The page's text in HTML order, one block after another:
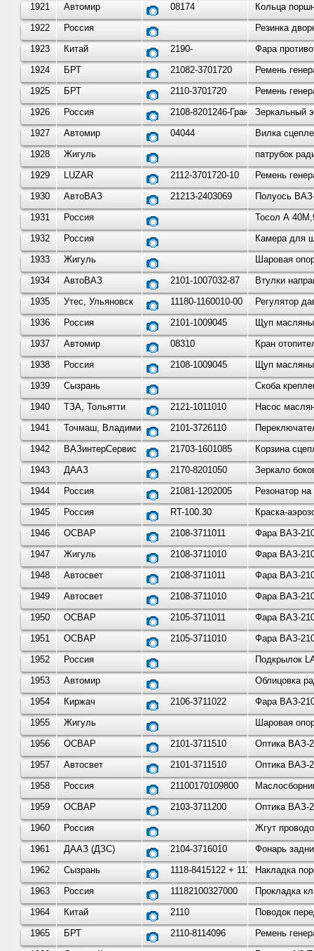
1921
Автомир 08174
Кольца
1922
Россия
Резинка
1923
Китай 2190-
Фара
1924
БРТ 21082-3701720
Ремень
1925
БРТ 2110-3701720
Ремень
1926
Россия 2108-8201246-Гранд Ри Ал
Зеркальный
1927
Автомир 04044
Вилка
1928
Жигуль
патрубок
1929
LUZAR 2112-3701720-10
Ремень
1930
АвтоВАЗ 21213-2403069
Полуось
1931
Россия
Тосол А
1932
Россия
Камера для
1933
Жигуль
Шаровая
1934
АвтоВАЗ 2101-1007032-87
Втулки
1935
Утес, Ульяновск 11180-1160010-00
Регулятор
1936
Россия 2101-1009045
Щуп
1937
Автомир 08310
Кран
1938
Россия 2108-1009045
Щуп
1939
Сызрань
Скоба
1940
ТЗА, Тольятти 2121-1011010
Насос
1941
Точмаш, Владимир 2101-3726110
1942
ВАЗинтерСервис 21703-1601085
Корзина
1943
ДААЗ 2170-8201050
Зеркало
1944
Россия 21081-1202005
Резонатор
1945
Россия RT-100.30
Краска-
1946
ОСВАР 2108-3711011
Фара ВАЗ-
1947
Жигуль 2108-3711010
Фара ВАЗ-
1948
Автосвет 2108-3711011
Фара ВАЗ-
1949
Автосвет 2108-3711010
Фара ВАЗ-
1950
ОСВАР 2105-3711011
Фара ВАЗ-
1951
ОСВАР 2105-3711010
Фара ВАЗ-
1952
Россия
Подкрылок
1953
Автомир
Облицовка
1954
Киржач 2106-3711022
Фара ВАЗ-
1955
Жигуль
Шаровая
1956
ОСВАР 2101-3711510
Оптика ВАЗ-
1957
Автосвет 2101-3711510
Оптика ВАЗ-
1958
Россия 21100170109800
1959
ОСВАР 2103-3711200
Оптика ВАЗ-
1960
Россия
Жгут
1961
ДААЗ (ДЗС) 2104-3716010
Фонарь
1962
Сызрань 1118-8415122 + 1118-84151
Накладка
1963
Россия 11182100327000
Прокладка
1964
Китай 2110
Поводок
1965
БРТ 2110-8114096
Ремень